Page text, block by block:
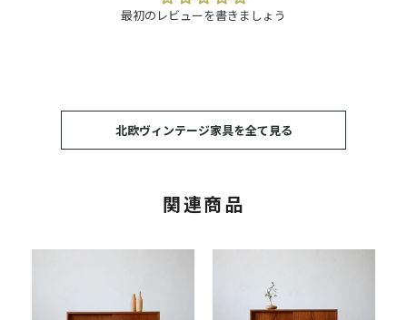
最初のレビューを書きましょう
北欧ヴィンテージ家具を全て見る
関連商品